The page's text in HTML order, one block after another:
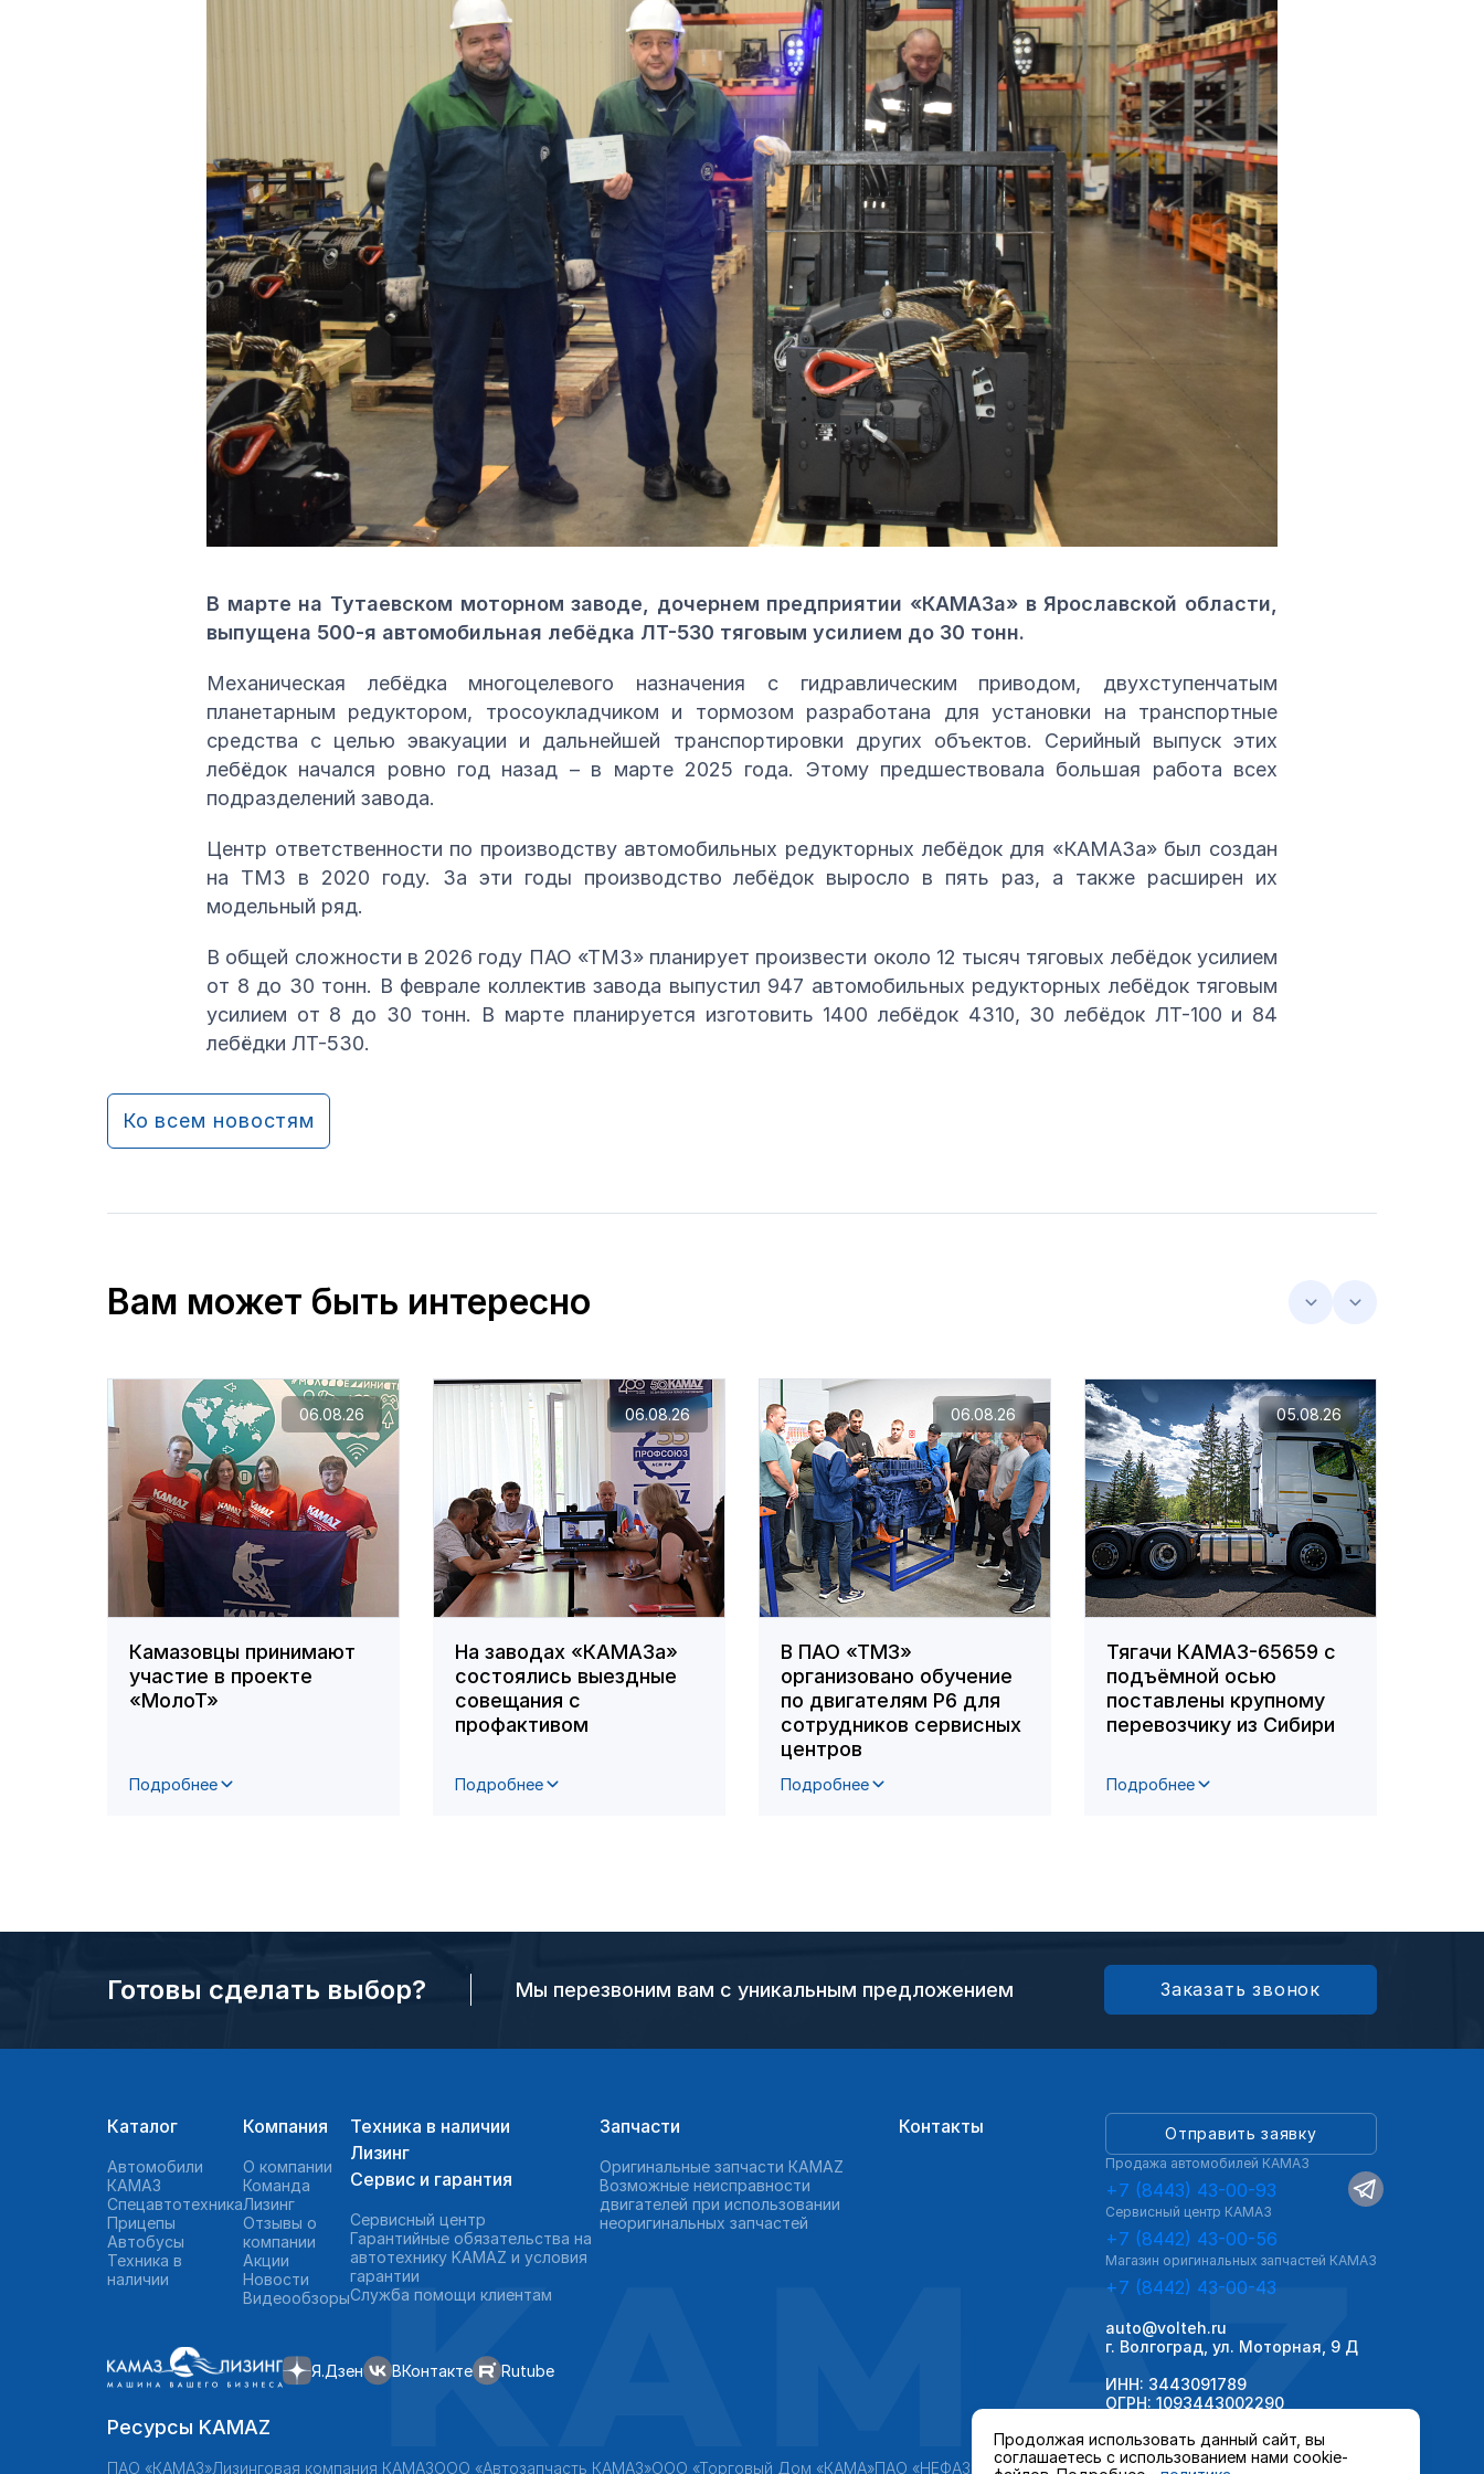
В марте на Тутаевском моторном заводе, дочернем предприятии «КАМАЗа» в Ярославской области,
выпущена 500-я автомобильная лебёдка ЛТ-530 тяговым усилием до 30 тонн.
Механическая лебёдка многоцелевого назначения с гидравлическим приводом, двухступенчатым
планетарным редуктором, тросоукладчиком и тормозом разработана для установки на транспортные
средства с целью эвакуации и дальнейшей транспортировки других объектов. Серийный выпуск этих
лебёдок начался ровно год назад – в марте 2025 года. Этому предшествовала большая работа всех
подразделений завода.
Центр ответственности по производству автомобильных редукторных лебёдок для «КАМАЗа» был создан
на ТМЗ в 2020 году. За эти годы производство лебёдок выросло в пять раз, а также расширен их
модельный ряд.
В общей сложности в 2026 году ПАО «ТМЗ» планирует произвести около 12 тысяч тяговых лебёдок усилием
от 8 до 30 тонн. В феврале коллектив завода выпустил 947 автомобильных редукторных лебёдок тяговым
усилием от 8 до 30 тонн. В марте планируется изготовить 1400 лебёдок 4310, 30 лебёдок ЛТ-100 и 84
лебёдки ЛТ-530.
Ко всем новостям
Вам может быть интересно
Камазовцы принимают
участие в проекте
«МолоТ»
Подробнее
06.08.26
На заводах «КАМАЗа»
состоялись выездные
совещания с
профактивом
Подробнее
06.08.26
В ПАО «ТМЗ»
организовано обучение
по двигателям Р6 для
сотрудников сервисных
центров
Подробнее
06.08.26
Тягачи КАМАЗ-65659 с
подъёмной осью
поставлены крупному
перевозчику из Сибири
Подробнее
05.08.26
Готовы сделать выбор? Мы перезвоним вам с уникальным предложением Заказать звонок
Продолжая использовать данный сайт, вы
соглашаетесь с использованием нами cookie-
Каталог
Автомобили
КАМАЗ
Спецавтотехника
Прицепы
Автобусы
Техника в
наличии
Компания
О компании
Команда
Лизинг
Отзывы о
компании
Акции
Новости
Видеообзоры
Техника в наличии
Лизинг
Сервис и гарантия
Сервисный центр
Гарантийные обязательства на
автотехнику KAMAZ и условия
гарантии
Служба помощи клиентам
Запчасти
Оригинальные запчасти КAMAZ
Возможные неисправности
двигателей при использовании
неоригинальных запчастей
Контакты
Я.Дзен ВКонтакте Rutube
Отправить заявку
Продажа автомобилей КАМАЗ
+7 (8443) 43-00-93
Сервисный центр КАМАЗ
+7 (8442) 43-00-56
Магазин оригинальных запчастей КАМАЗ
+7 (8442) 43-00-43
auto@volteh.ru
г. Волгоград, ул. Моторная, 9 Д
ИНН: 3443091789
ОГРН: 1093443002290
Ресурсы KAMAZ
ПАО «КАМАЗ»Лизинговая компания КАМАЗООО «Автозапчасть КАМАЗ»ООО «Торговый Дом «КАМА»ПАО «НЕФАЗ»
KAMAZ